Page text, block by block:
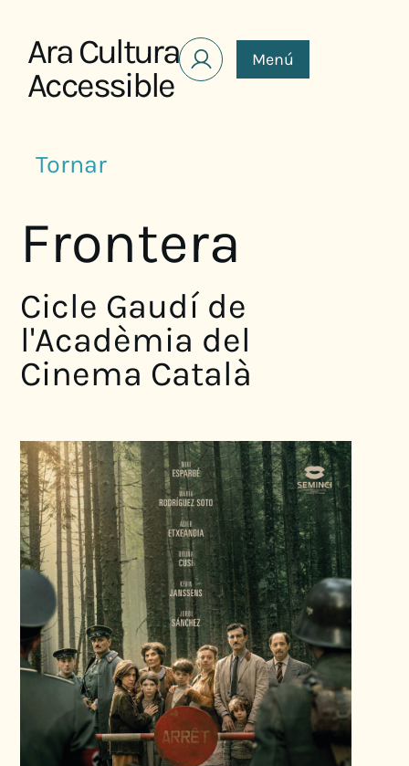
Ara Cultura
Accessible
Menú
Tornar
Frontera
Cicle Gaudí de
l'Acadèmia del
Cinema Català